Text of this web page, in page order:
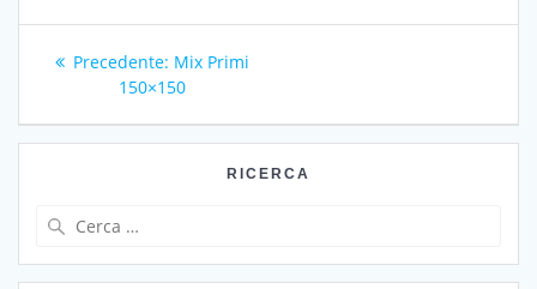
Navigazione
articoli
Precedente: Articolo
precedente:
Mix Primi
150×150
RICERCA